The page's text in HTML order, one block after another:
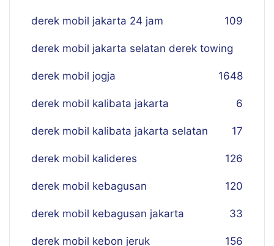
derek mobil jakarta 24 jam 109
derek mobil jakarta selatan derek towing
48
derek mobil jogja 16
derek mobil kalibata jakarta 6
derek mobil kalibata jakarta selatan 17
derek mobil kalideres 126
derek mobil kebagusan 120
derek mobil kebagusan jakarta 33
derek mobil kebon jeruk 156